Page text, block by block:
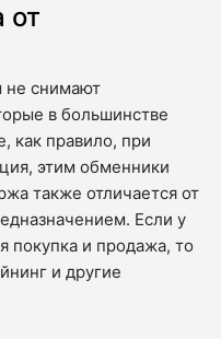
от
не снимают
в большинстве
как правило, при
этим обменники
также отличается от
Если у
покупка и продажа, то
и другие